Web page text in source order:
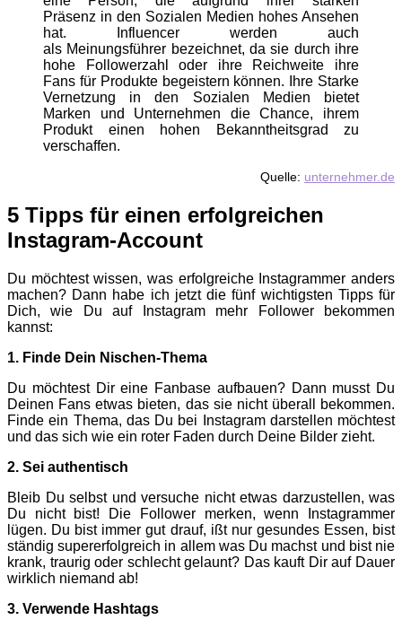
Präsenz in den Sozialen Medien hohes Ansehen
hat. Influencer werden auch
als Meinungsführer bezeichnet, da sie durch ihre
hohe Followerzahl oder ihre Reichweite ihre
Fans für Produkte begeistern können. Ihre Starke
Vernetzung in den Sozialen Medien bietet
Marken und Unternehmen die Chance, ihrem
Produkt einen hohen Bekanntheitsgrad zu
verschaffen.
Quelle: unternehmer.de
5 Tipps für einen erfolgreichen
Instagram-Account
Du möchtest wissen, was erfolgreiche Instagrammer anders
machen? Dann habe ich jetzt die fünf wichtigsten Tipps für
Dich, wie Du auf Instagram mehr Follower bekommen
kannst:
1. Finde Dein Nischen-Thema
Du möchtest Dir eine Fanbase aufbauen? Dann musst Du
Deinen Fans etwas bieten, das sie nicht überall bekommen.
Finde ein Thema, das Du bei Instagram darstellen möchtest
und das sich wie ein roter Faden durch Deine Bilder zieht.
2. Sei authentisch
Bleib Du selbst und versuche nicht etwas darzustellen, was
Du nicht bist! Die Follower merken, wenn Instagrammer
lügen. Du bist immer gut drauf, ißt nur gesundes Essen, bist
ständig supererfolgreich in allem was Du machst und bist nie
krank, traurig oder schlecht gelaunt? Das kauft Dir auf Dauer
wirklich niemand ab!
3. Verwende Hashtags